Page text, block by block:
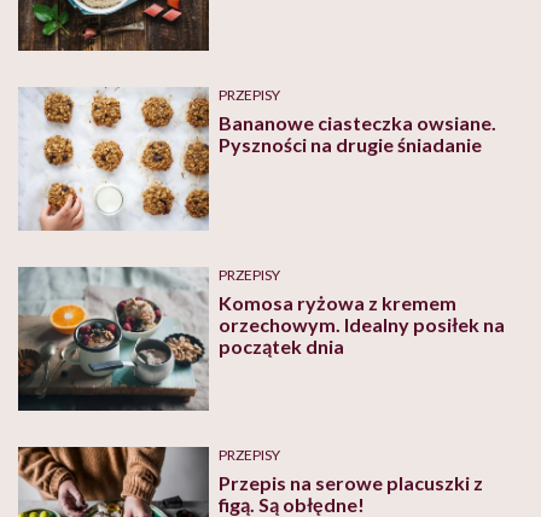
PRZEPISY
Bananowe ciasteczka owsiane.
Pyszności na drugie śniadanie
PRZEPISY
Komosa ryżowa z kremem
orzechowym. Idealny posiłek na
początek dnia
PRZEPISY
Przepis na serowe placuszki z
figą. Są obłędne!